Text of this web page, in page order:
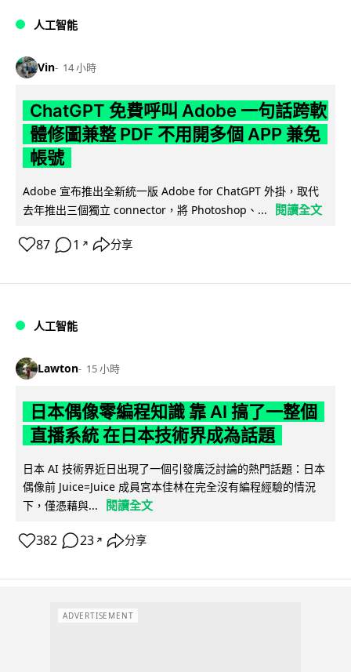
人工智能
Vin 14 小時
ChatGPT 免費呼叫 Adobe 一句話跨軟
體修圖兼整 PDF 不用開多個 APP 兼免
帳號
Adobe 宣布推出全新統一版 Adobe for ChatGPT 外掛，取代
去年推出三個獨立 connector，將 Photoshop、...
閱讀全文
87 1 ↗ 分享
人工智能
Lawton 15 小時
日本偶像零編程知識 靠 AI 搞了一整個
直播系統 在日本技術界成為話題
日本 AI 技術界近日出現了一個引發廣泛討論的熱門話題：日本
偶像前 Juice=Juice 成員宮本佳林在完全沒有編程經驗的情況
下，僅憑藉與...
閱讀全文
382 23 ↗ 分享
ADVERTISEMENT